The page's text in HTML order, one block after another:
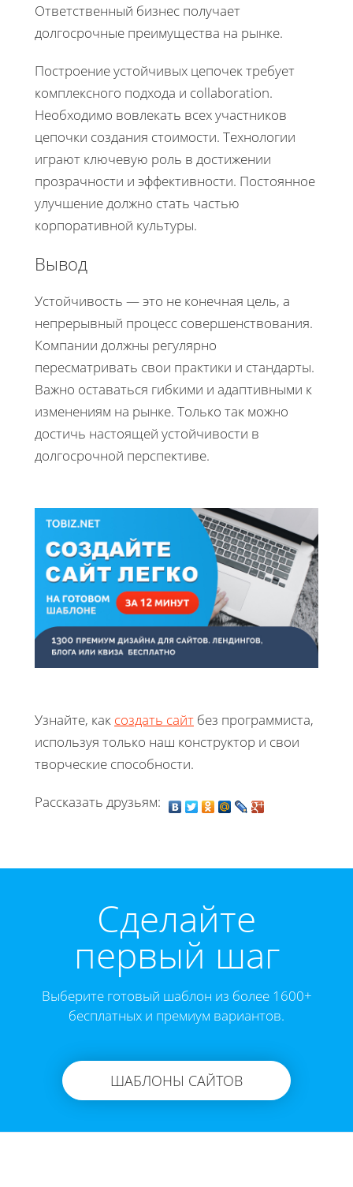
Ответственный бизнес получает
долгосрочные преимущества на рынке.
Построение устойчивых цепочек требует
комплексного подхода и collaboration.
Необходимо вовлекать всех участников
цепочки создания стоимости. Технологии
играют ключевую роль в достижении
прозрачности и эффективности. Постоянное
улучшение должно стать частью
корпоративной культуры.
Вывод
Устойчивость — это не конечная цель, а
непрерывный процесс совершенствования.
Компании должны регулярно
пересматривать свои практики и стандарты.
Важно оставаться гибкими и адаптивными к
изменениям на рынке. Только так можно
достичь настоящей устойчивости в
долгосрочной перспективе.
Узнайте, как создать сайт без программиста,
используя только наш конструктор и свои
творческие способности.
Рассказать друзьям:
Cделайте
первый шаг
Выберите готовый шаблон из более 1600+
бесплатных и премиум вариантов.
ШАБЛОНЫ САЙТОВ